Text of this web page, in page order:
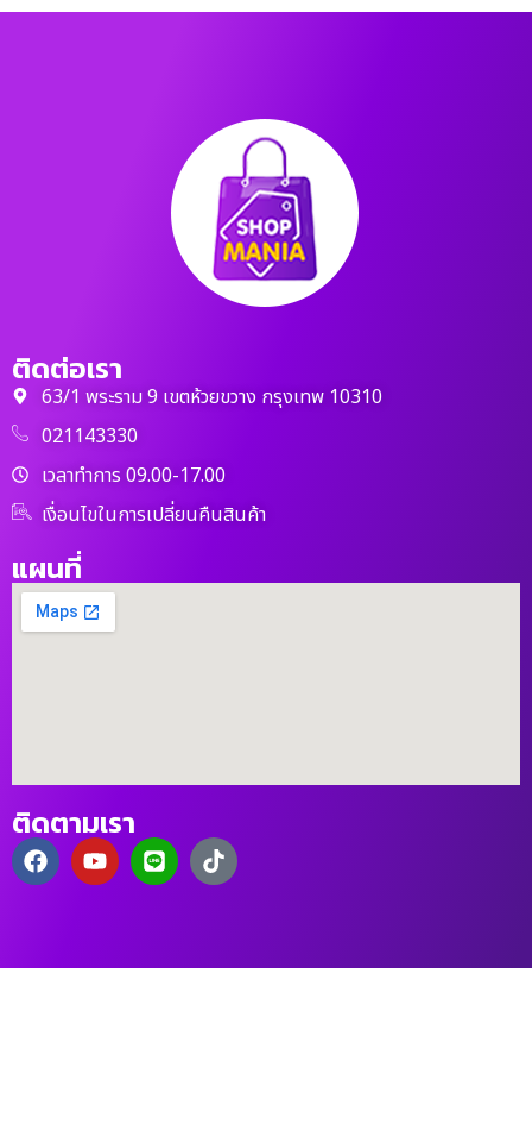
ติดต่อเรา
63/1 พระราม 9 เขตห้วยขวาง กรุงเทพ 10310
021143330
เวลาทำการ 09.00-17.00
เงื่อนไขในการเปลี่ยนคืนสินค้า
แผนที่
ติดตามเรา